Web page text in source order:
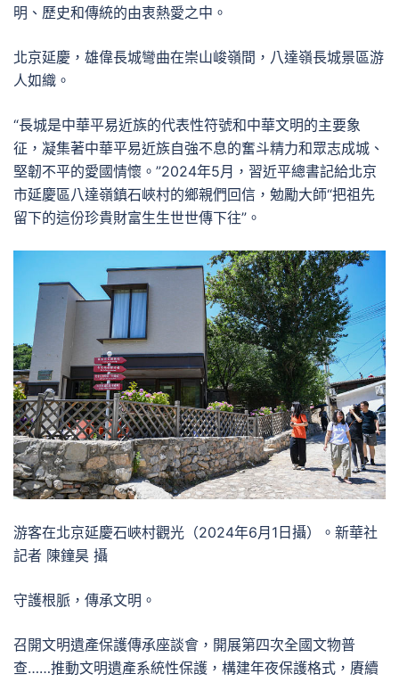
明、歷史和傳統的由衷熱愛之中。
北京延慶，雄偉長城彎曲在崇山峻嶺間，八達嶺長城景區游
人如織。
“長城是中華平易近族的代表性符號和中華文明的主要象
征，凝集著中華平易近族自強不息的奮斗精力和眾志成城、
堅韌不平的愛國情懷。”2024年5月，習近平總書記給北京
市延慶區八達嶺鎮石峽村的鄉親們回信，勉勵大師“把祖先
留下的這份珍貴財富生生世世傳下往”。
游客在北京延慶石峽村觀光（2024年6月1日攝）。新華社
記者 陳鐘昊 攝
守護根脈，傳承文明。
召開文明遺產保護傳承座談會，開展第四次全國文物普
查……推動文明遺產系統性保護，構建年夜保護格式，賡續